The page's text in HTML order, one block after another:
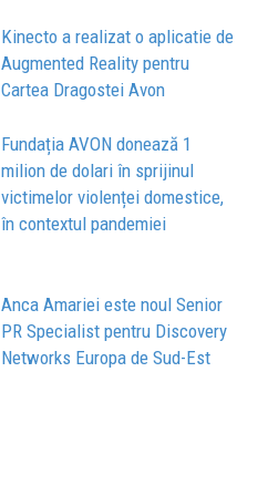
Kinecto a realizat o aplicatie de
Augmented Reality pentru
Cartea Dragostei Avon
Fundația AVON donează 1
milion de dolari în sprijinul
victimelor violenței domestice,
în contextul pandemiei
Anca Amariei este noul Senior
PR Specialist pentru Discovery
Networks Europa de Sud-Est